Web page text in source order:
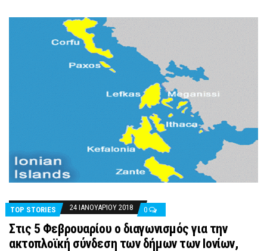
TOP STORIES 24 ΙΑΝΟΥΑΡΊΟΥ 2018 0
Στις 5 Φεβρουαρίου ο διαγωνισμός για την
ακτοπλοϊκή σύνδεση των δήμων των Ιονίων,